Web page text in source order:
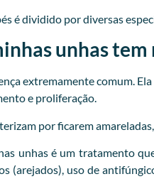
é dividido por diversas
unhas
extremamente comum.
e proliferação.
por ficarem
unhas é um tratamento
(arejados), uso de